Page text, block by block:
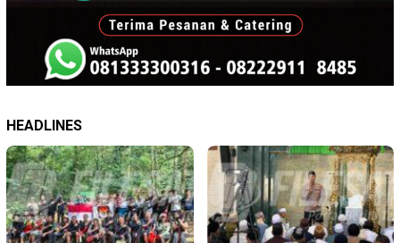
HEADLINES